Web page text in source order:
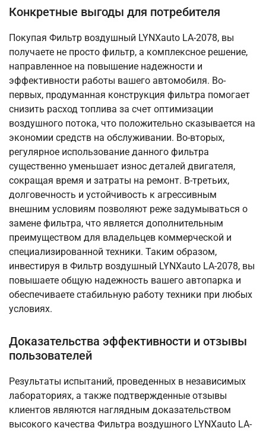
Конкретные выгоды для потребителя
Покупая Фильтр воздушный LYNXauto LA-2078, вы
получаете не просто фильтр, а комплексное решение,
направленное на повышение надежности и
эффективности работы вашего автомобиля. Во-
первых, продуманная конструкция фильтра помогает
снизить расход топлива за счет оптимизации
воздушного потока, что положительно сказывается на
экономии средств на обслуживании. Во-вторых,
регулярное использование данного фильтра
существенно уменьшает износ деталей двигателя,
сокращая время и затраты на ремонт. В-третьих,
долговечность и устойчивость к агрессивным
внешним условиям позволяют реже задумываться о
замене фильтра, что является дополнительным
преимуществом для владельцев коммерческой и
специализированной техники. Таким образом,
инвестируя в Фильтр воздушный LYNXauto LA-2078, вы
повышаете общую надежность вашего автопарка и
обеспечиваете стабильную работу техники при любых
условиях.
Доказательства эффективности и отзывы
пользователей
Результаты испытаний, проведенных в независимых
лабораториях, а также подтвержденные отзывы
клиентов являются наглядным доказательством
высокого качества Фильтра воздушного LYNXauto LA-